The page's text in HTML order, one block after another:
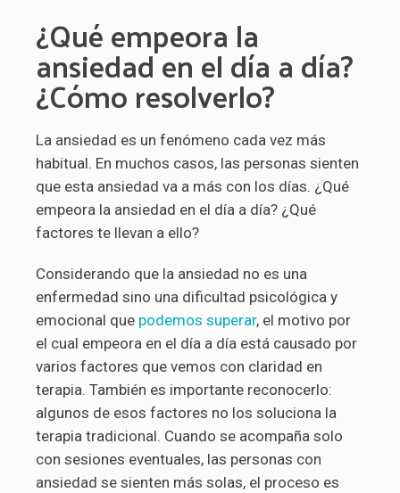
¿Qué empeora la
ansiedad en el día a día?
¿Cómo resolverlo?
La ansiedad es un fenómeno cada vez más
habitual. En muchos casos, las personas sienten
que esta ansiedad va a más con los días. ¿Qué
empeora la ansiedad en el día a día? ¿Qué
factores te llevan a ello?
Considerando que la ansiedad no es una
enfermedad sino una dificultad psicológica y
emocional que podemos superar, el motivo por
el cual empeora en el día a día está causado por
varios factores que vemos con claridad en
terapia. También es importante reconocerlo:
algunos de esos factores no los soluciona la
terapia tradicional. Cuando se acompaña solo
con sesiones eventuales, las personas con
ansiedad se sienten más solas, el proceso es